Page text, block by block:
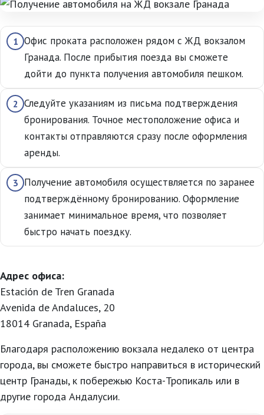
1 Офис проката расположен рядом с ЖД вокзалом
Гранада. После прибытия поезда вы сможете
дойти до пункта получения автомобиля пешком.
2 Следуйте указаниям из письма подтверждения
бронирования. Точное местоположение офиса и
контакты отправляются сразу после оформления
аренды.
3 Получение автомобиля осуществляется по заранее
подтверждённому бронированию. Оформление
занимает минимальное время, что позволяет
быстро начать поездку.
Адрес офиса:
Estación de Tren Granada
Avenida de Andaluces, 20
18014 Granada, España
Благодаря расположению вокзала недалеко от центра
города, вы сможете быстро направиться в исторический
центр Гранады, к побережью Коста-Тропикаль или в
другие города Андалусии.